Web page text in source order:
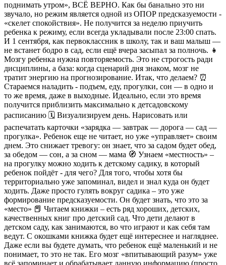
поднимать утром», ВСЁ ВЕРНО. Как бы банально это ни
звучало, но режим является одной из ОПОР предсказуемости -
«скелет спокойствия». Не получится за неделю приучить
ребенка к режиму, если всегда укладывали после 23:00 спать.
И 1 сентября, как первоклассник в школу, так и ваш малыш —
не встанет бодро в сад, если ещё вчера засыпал за полночь. 👧
Мозгу ребенка нужна повторяемость. Это не строгость ради
дисциплины, а база: когда сценарий дня знаком, мозг не
тратит энергию на прогнозирование. Итак, что делаем? ⏰
Стараемся наладить - подъем, еду, прогулки, сон — в одно и
то же время, даже в выходные. Идеально, если это время
получится приблизить максимально к детсадовскому
расписанию 🗓️ Визуализируем день. Нарисовать или
распечатать карточки «зарядка — завтрак — дорога — сад —
прогулка». Ребенок еще не читает, но уже «управляет» своим
днем. Это снижает тревогу: он знает, что за садом будет обед,
за обедом — сон, а за сном — мама 🧭 Узнаем «местность» –
на прогулку можно ходить к детскому садику, в который
ребенок пойдёт - для чего? Для того, чтобы хотя бы
территориально уже запоминал, видел и знал куда он будет
ходить. Даже просто гулять вокруг садика – это уже
формирование предсказуемости. Он будет знать, что это за
«место» 📕 Читаем книжки – есть ряд хороших, детских,
качественных книг про детский сад. Что дети делают в
детском саду, как занимаются, во что играют и как себя там
ведут. С окошками книжка будет ещё интереснее и нагляднее.
Даже если вы будете думать, что ребенок ещё маленький и не
понимает, то это не так. Его мозг «впитывающий разум» уже
всё запоминает и обрабатывает данную информацию (просто